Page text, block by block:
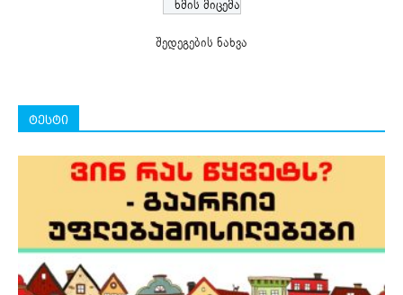
შედეგების ნახვა
ტესტი